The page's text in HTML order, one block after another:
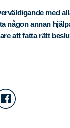
med
någon annan
att fatta rätt